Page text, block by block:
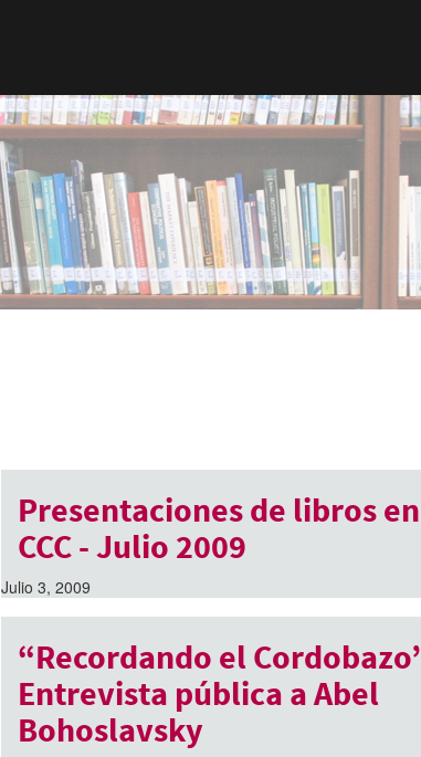
Presentaciones de libros
CCC - Julio 2009
Julio 3, 2009
“Recordando el
Entrevista pública a Abel
Bohoslavsky